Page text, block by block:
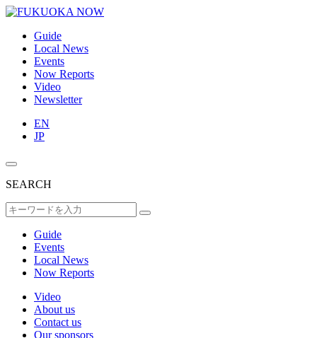
Guide
Local News
Events
Now Reports
Video
Newsletter
EN
JP
SEARCH
Guide
Events
Local News
Now Reports
Video
About us
Contact us
Our sponsors